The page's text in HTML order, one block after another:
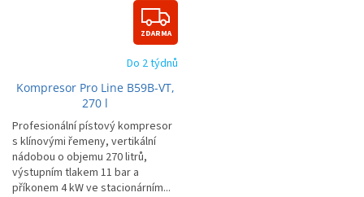
Z
D
A
R
M
ZDARMA
Do 2 týdnů
Kompresor Pro Line B59B-VT,
270 l
Profesionální pístový kompresor
s klínovými řemeny, vertikální
nádobou o objemu 270 litrů,
výstupním tlakem 11 bar a
příkonem 4 kW ve stacionárním...